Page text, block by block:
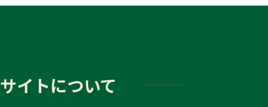
イトについて